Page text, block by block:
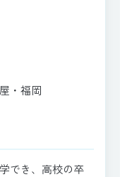
・福岡
でき、高校の卒